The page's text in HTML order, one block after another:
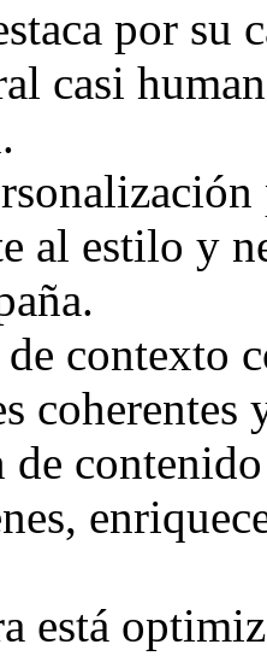
por su
casi
al estilo y
contexto
de
está